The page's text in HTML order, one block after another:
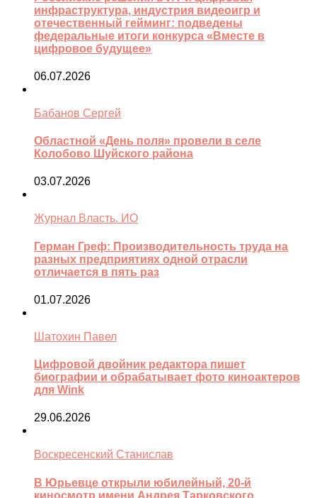
инфраструктура, индустрия видеоигр и
отечественный гейминг: подведены
федеральные итоги конкурса «Вместе в
цифровое будущее»
06.07.2026
Бабанов Сергей
Областной «День поля» провели в селе
Колобово Шуйского района
03.07.2026
Журнал Власть. ИО
Герман Греф: Производительность труда на
разных предприятиях одной отрасли
отличается в пять раз
01.07.2026
Шатохин Павел
Цифровой двойник редактора пишет
биографии и обрабатывает фото киноактеров
для Wink
29.06.2026
Воскресенский Станислав
В Юрьевце открыли юбилейный, 20-й
киносмотр имени Андрея Тарковского